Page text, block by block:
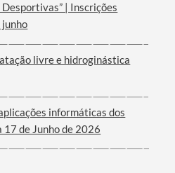
| Inscrições
livre e hidroginástica
informáticas dos
de Junho de 2026